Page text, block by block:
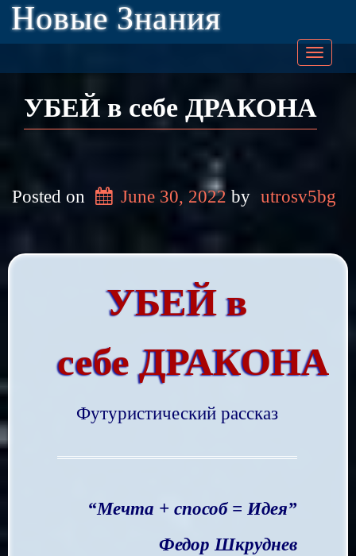
Новые Знания
УБЕЙ в себе ДРАКОНА
Posted on June 30, 2022 by utrosv5bg
УБЕЙв
себеДРАКОНА
Футуристический рассказ
“Мечта + способ = Идея”
Федор Шкруднев